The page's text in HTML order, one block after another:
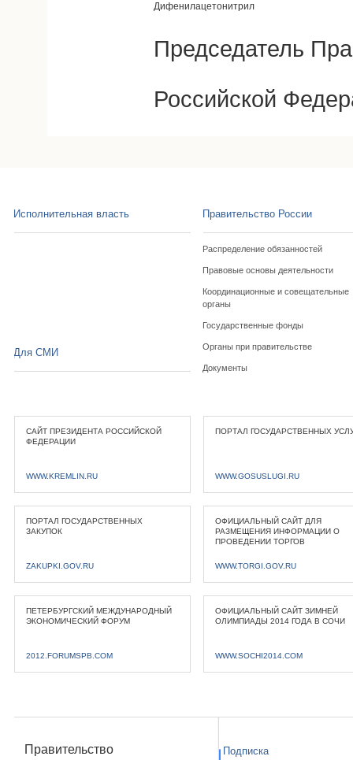
Дифенилацетонитрил
Председатель
Российской
Исполнительная власть Правительство России
Распределение обязанностей
Правовые основы деятельности
Координационные и совещательные
органы
Государственные фонды
Органы при правительстве
Документы
Для СМИ
САЙТ ПРЕЗИДЕНТА РОССИЙСКОЙ
ФЕДЕРАЦИИ
WWW.KREMLIN.RU
ПОРТАЛ ГОСУДАРСТВЕННЫХ
WWW.GOSUSLUGI.RU
ПОРТАЛ ГОСУДАРСТВЕННЫХ
ЗАКУПОК
ZAKUPKI.GOV.RU
ОФИЦИАЛЬНЫЙ САЙТ ДЛЯ
РАЗМЕЩЕНИЯ ИНФОРМАЦИИ О
ПРОВЕДЕНИИ ТОРГОВ
WWW.TORGI.GOV.RU
ПЕТЕРБУРГСКИЙ МЕЖДУНАРОДНЫЙ
ЭКОНОМИЧЕСКИЙ ФОРУМ
2012.FORUMSPB.COM
ОФИЦИАЛЬНЫЙ САЙТ ЗИМНЕЙ
ОЛИМПИАДЫ 2014 ГОДА В СОЧИ
WWW.SOCHI2014.COM
Правительство
Подписка